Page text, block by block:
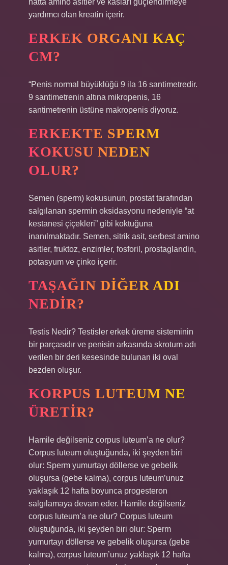
hatta amino asitler ve kasları güçlendirmeye
yardımcı olan kreatin içerir.
ERKEK ORGANI KAÇ
CM?
“Penis normal büyüklüğü 9 ila 16 santimetredir.
9 santimetrenin altına mikropenis, 16
santimetrenin üstüne makropenis diyoruz.
ERKEKTE SPERM
KOKUSU NEDEN
OLUR?
Semen (sperm) kokusunun, prostat tarafından
salgılanan spermin oksidasyonu nedeniyle “at
kestanesi çiçekleri” gibi koktuğuna
inanılmaktadır. Semen, sitrik asit, serbest amino
asitler, fruktoz, enzimler, fosforil, prostaglandin,
potasyum ve çinko içerir.
TAŞAĞIN DIĞER ADI
NEDIR?
Testis Nedir? Testisler erkek üreme sisteminin
bir parçasıdır ve penisin arkasında skrotum adı
verilen bir deri kesesinde bulunan iki oval
bezden oluşur.
KORPUS LUTEUM NE
ÜRETIR?
Hamile değilseniz corpus luteum’a ne olur?
Corpus luteum oluştuğunda, iki şeyden biri
olur: Sperm yumurtayı döllerse ve gebelik
oluşursa (gebe kalma), corpus luteum’unuz
yaklaşık 12 hafta boyunca progesteron
salgılamaya devam eder. Hamile değilseniz
corpus luteum’a ne olur? Corpus luteum
oluştuğunda, iki şeyden biri olur: Sperm
yumurtayı döllerse ve gebelik oluşursa (gebe
kalma), corpus luteum’unuz yaklaşık 12 hafta